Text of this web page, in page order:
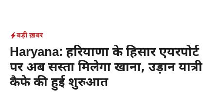
content
बड़ी ख़बर
Haryana: हरियाणा के हिसार एयरपोर्ट
पर अब सस्ता मिलेगा खाना, उड़ान यात्री
कैफे की हुई शुरुआत